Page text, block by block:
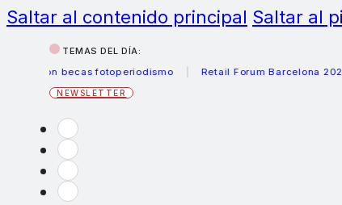
Saltar al contenido principal Saltar al
TEMAS DEL DÍA:
becas fotoperiodismo
Retail Forum Barcelona 2026
NEWSLETTER